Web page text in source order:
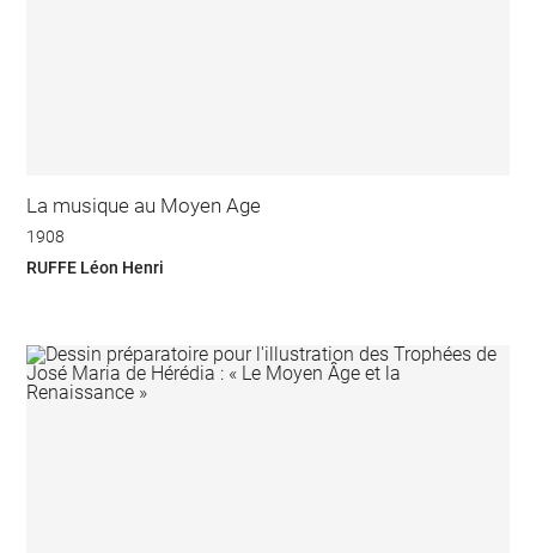
La musique au Moyen Age
1908
RUFFE Léon Henri